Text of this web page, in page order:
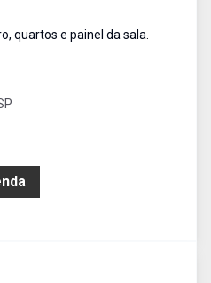
quartos e painel da sala.